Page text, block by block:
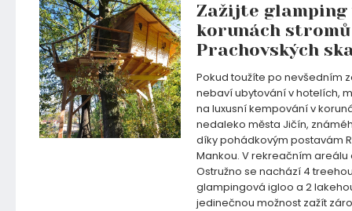
Zažijte glamping
korunách
Prachovských
Pokud toužíte po nevšedním
nebaví ubytování v hotelích,
na luxusní kempování v
nedaleko města Jičín,
díky pohádkovým postavám
Mankou. V rekreačním areálu
Ostružno se nachází 4
glampingová igloo a 2
jedinečnou možnost zažít